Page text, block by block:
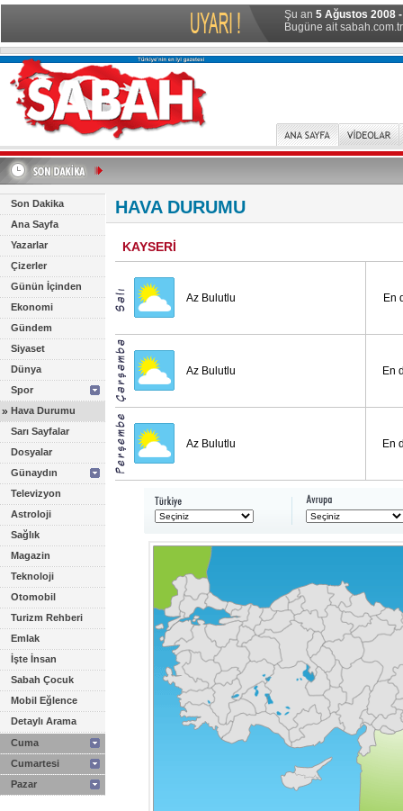
Şu an 5 Ağustos 2008 -
Bugüne ait
Son Dakika
Ana Sayfa
Yazarlar
Çizerler
Günün İçinden
Ekonomi
Gündem
Siyaset
Dünya
Spor
» Hava Durumu
Sarı Sayfalar
Dosyalar
Günaydın
Televizyon
Astroloji
Sağlık
Magazin
Teknoloji
Otomobil
Turizm Rehberi
Emlak
İşte İnsan
Sabah Çocuk
Mobil Eğlence
Detaylı Arama
Cuma
Cumartesi
Pazar
HAVA DURUMU
KAYSERİ
Az Bulutlu En
Az Bulutlu En
Az Bulutlu En